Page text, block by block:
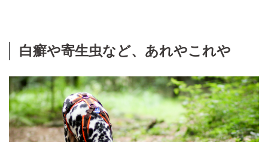
白癬や寄生虫など、あれやこれや